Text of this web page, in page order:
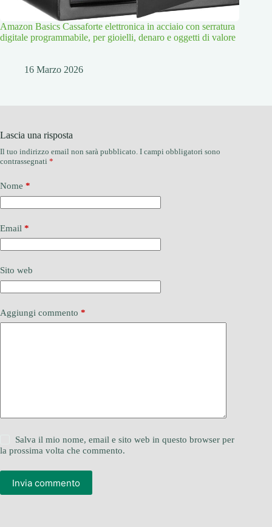
Amazon Basics Cassaforte elettronica in acciaio con serratura
digitale programmabile, per gioielli, denaro e oggetti di valore
16 Marzo 2026
Lascia una risposta
Il tuo indirizzo email non sarà pubblicato. I campi obbligatori sono
contrassegnati *
Nome *
Email *
Sito web
Aggiungi commento *
Salva il mio nome, email e sito web in questo browser per
la prossima volta che commento.
Invia commento